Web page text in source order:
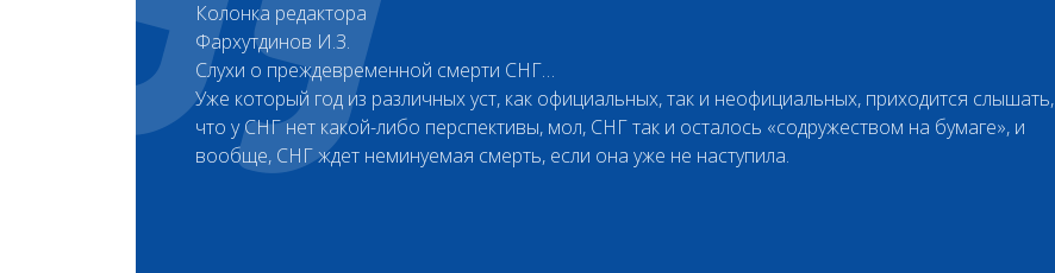
Колонка редактора
Фархутдинов И.З.
Слухи о преждевременной смерти СНГ…
Уже который год из различных уст, как официальных, так и неофициальных, приходится слышать,
что у СНГ нет какой-либо перспективы, мол, СНГ так и осталось «содружеством на бумаге», и
вообще, СНГ ждет неминуемая смерть, если она уже не наступила.